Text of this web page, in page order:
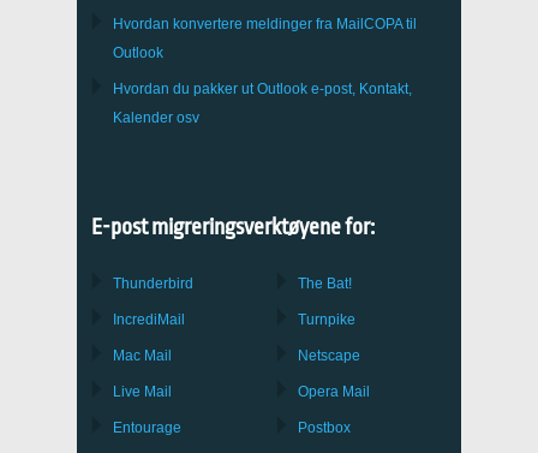
Hvordan konvertere meldinger fra MailCOPAtil
Outlook
Hvordan du pakker ut Outlook e-post, Kontakt,
Kalender osv
E-post migreringsverktøyene for:
Thunderbird
IncrediMail
Mac Mail
Live Mail
Entourage
The Bat!
Turnpike
Netscape
Opera Mail
Postbox